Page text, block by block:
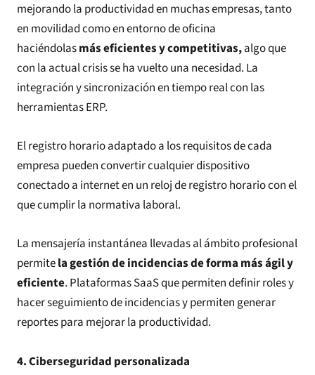
mejorando la productividad en muchas empresas, tanto
en movilidad como en entorno de oficina
haciéndolasmás eficientes y competitivas,algo que
con la actual crisis se ha vuelto una necesidad. La
integración y sincronización en tiempo real con las
herramientas ERP.
El registro horario adaptado a los requisitos de cada
empresa pueden convertir cualquier dispositivo
conectado a internet en un reloj de registro horario con el
que cumplir la normativa laboral.
La mensajería instantánea llevadas al ámbito profesional
permitela gestión de incidencias de forma más ágil y
eficiente. Plataformas SaaS que permiten definir roles y
hacer seguimiento de incidencias y permiten generar
reportes para mejorar la productividad.
4. Ciberseguridad personalizada